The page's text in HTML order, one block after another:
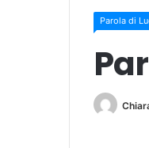
Parola di